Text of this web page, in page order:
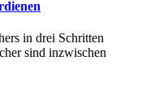
in drei Schritten
sind inzwischen